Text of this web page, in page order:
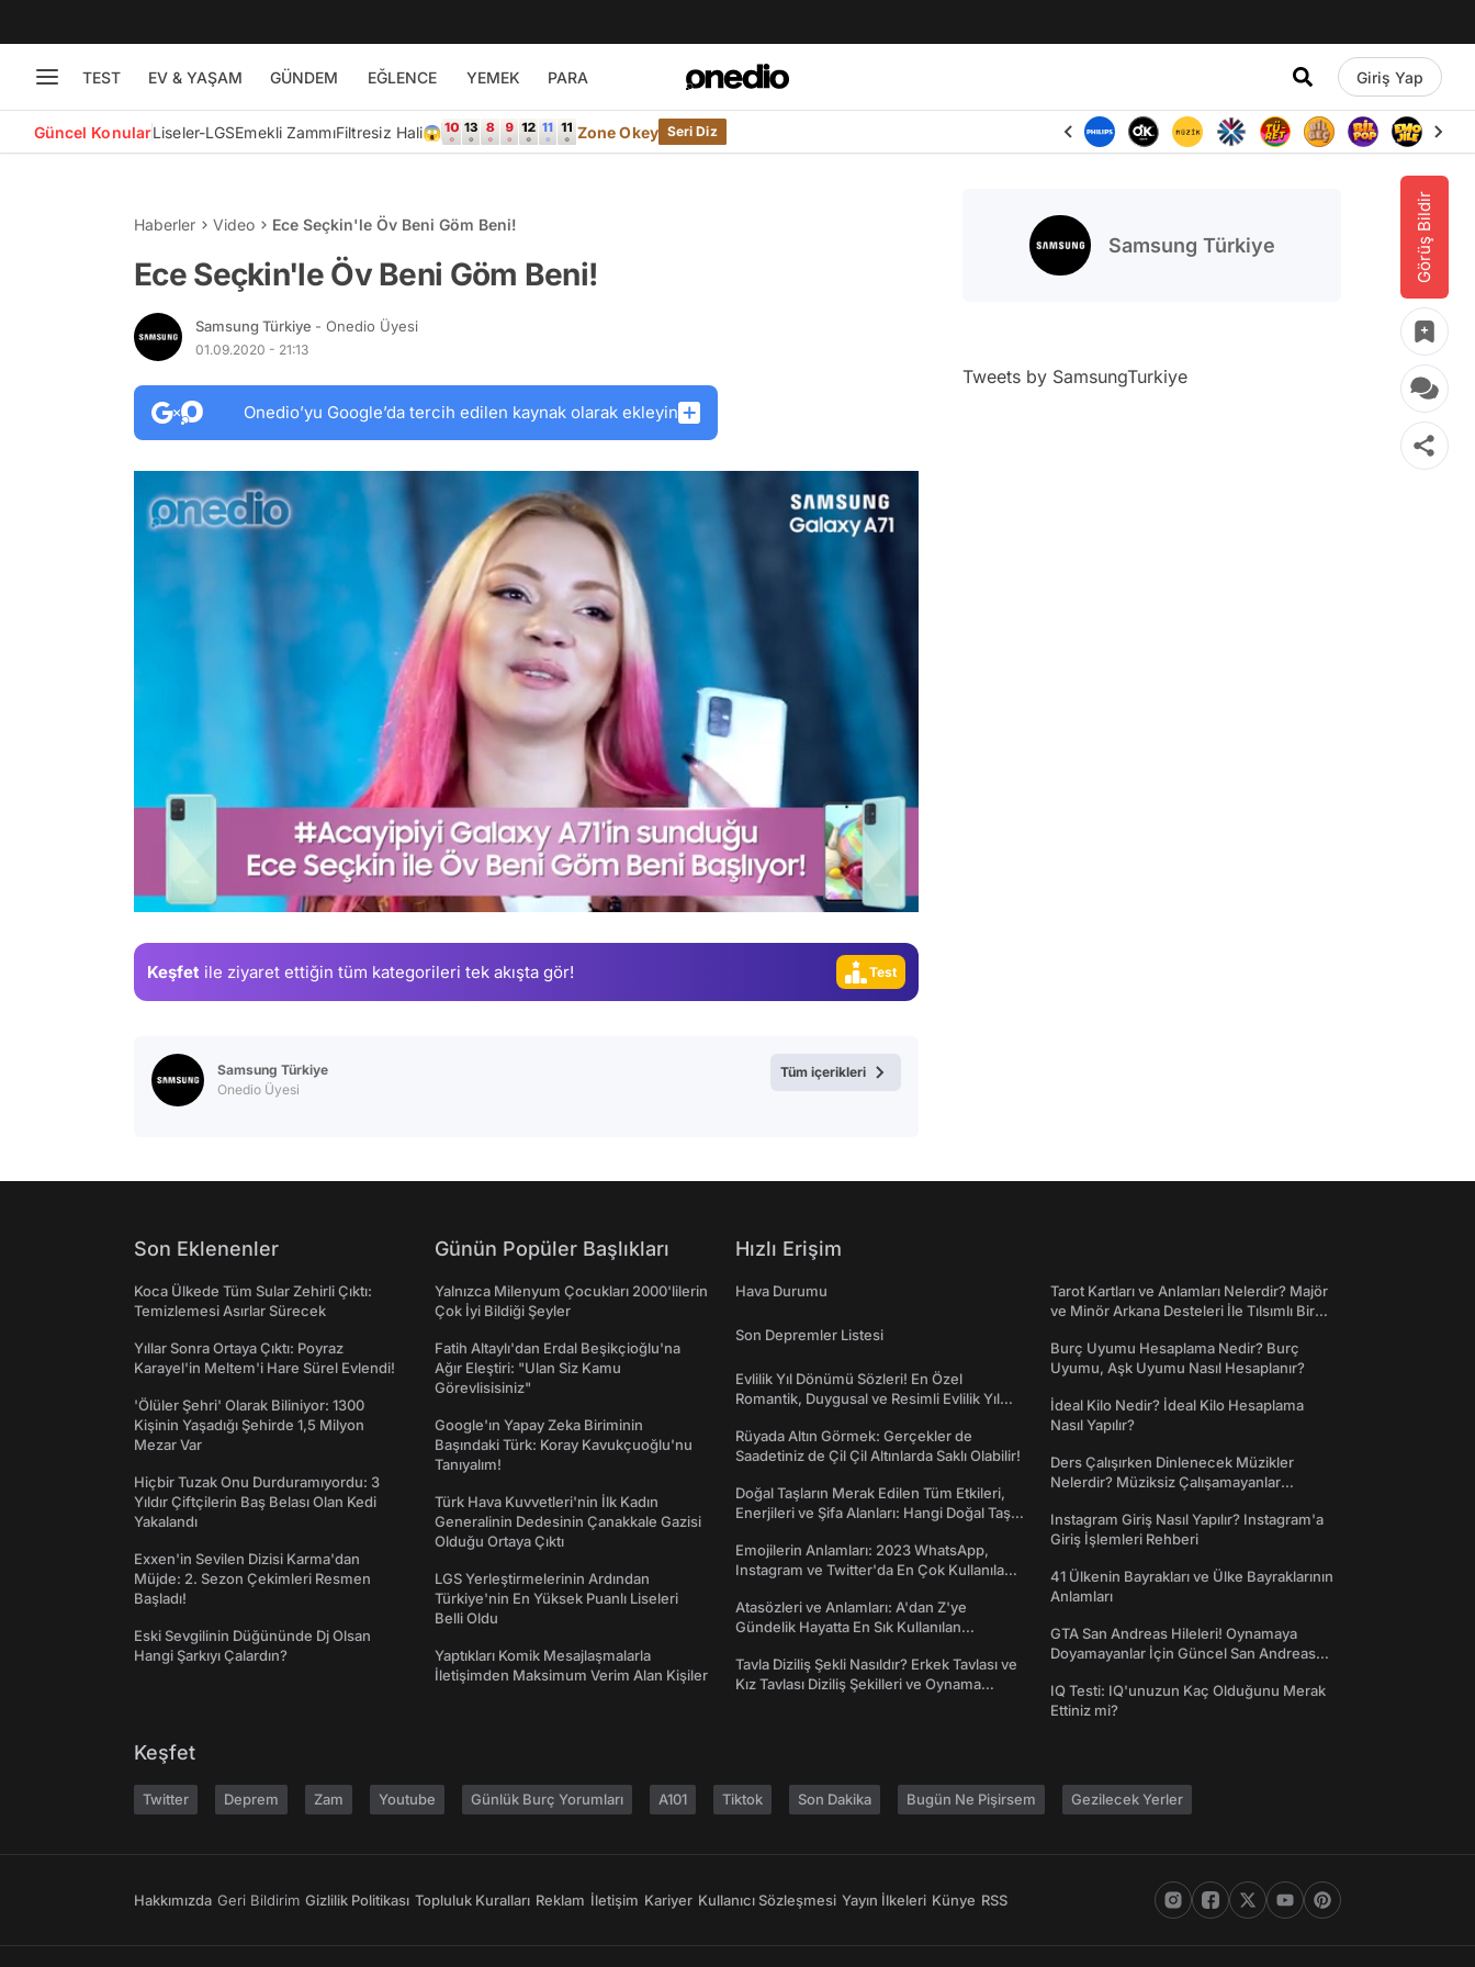
TEST EV & YAŞAM GÜNDEM EĞLENCE YEMEK PARA Giriş Yap
Güncel KonularLiseler-LGSEmekli ZammıFiltresiz Hali😱 Zone Okey Seri Diz
Görüş Bildir
Haberler Video Ece Seçkin'le Öv Beni Göm Beni!
Ece Seçkin'le Öv Beni Göm Beni!
Samsung Türkiye - Onedio Üyesi
01.09.2020 - 21:13
Onedio’yu Google’da tercih edilen kaynak olarak ekleyin
Keşfet ile ziyaret ettiğin tüm kategorileri tek akışta gör!
Test
Gündem
Magazin
Test
Samsung Türkiye
Onedio Üyesi
Tüm içerikleri
Samsung Türkiye
Tweets by SamsungTurkiye
Son Eklenenler
Koca Ülkede Tüm Sular Zehirli Çıktı:
Temizlemesi Asırlar Sürecek
Yıllar Sonra Ortaya Çıktı: Poyraz
Karayel'in Meltem'i Hare Sürel Evlendi!
'Ölüler Şehri' Olarak Biliniyor: 1300
Kişinin Yaşadığı Şehirde 1,5 Milyon
Mezar Var
Hiçbir Tuzak Onu Durduramıyordu: 3
Yıldır Çiftçilerin Baş Belası Olan Kedi
Yakalandı
Exxen'in Sevilen Dizisi Karma'dan
Müjde: 2. Sezon Çekimleri Resmen
Başladı!
Eski Sevgilinin Düğününde Dj Olsan
Hangi Şarkıyı Çalardın?
Günün Popüler Başlıkları
Yalnızca Milenyum Çocukları 2000'lilerin
Çok İyi Bildiği Şeyler
Fatih Altaylı'dan Erdal Beşikçioğlu'na
Ağır Eleştiri: "Ulan Siz Kamu
Görevlisisiniz"
Google'ın Yapay Zeka Biriminin
Başındaki Türk: Koray Kavukçuoğlu'nu
Tanıyalım!
Türk Hava Kuvvetleri'nin İlk Kadın
Generalinin Dedesinin Çanakkale Gazisi
Olduğu Ortaya Çıktı
LGS Yerleştirmelerinin Ardından
Türkiye'nin En Yüksek Puanlı Liseleri
Belli Oldu
Yaptıkları Komik Mesajlaşmalarla
İletişimden Maksimum Verim Alan Kişiler
Hızlı Erişim
Hava Durumu
Son Depremler Listesi
Evlilik Yıl Dönümü Sözleri! En Özel
Romantik, Duygusal ve Resimli Evlilik Yıl
Rüyada Altın Görmek: Gerçekler de
Saadetiniz de Çil Çil Altınlarda Saklı Olabilir!
Doğal Taşların Merak Edilen Tüm Etkileri,
Enerjileri ve Şifa Alanları: Hangi Doğal Taş
Emojilerin Anlamları: 2023 WhatsApp,
Instagram ve Twitter'da En Çok Kullanılan
Atasözleri ve Anlamları: A'dan Z'ye
Gündelik Hayatta En Sık Kullanılan
Tavla Diziliş Şekli Nasıldır? Erkek Tavlası ve
Kız Tavlası Diziliş Şekilleri ve Oynama
Tarot Kartları ve Anlamları Nelerdir? Majör
ve Minör Arkana Desteleri İle Tılsımlı Bir
Burç Uyumu Hesaplama Nedir? Burç
Uyumu, Aşk Uyumu Nasıl Hesaplanır?
İdeal Kilo Nedir? İdeal Kilo Hesaplama
Nasıl Yapılır?
Ders Çalışırken Dinlenecek Müzikler
Nelerdir? Müziksiz Çalışamayanlar
Instagram Giriş Nasıl Yapılır? Instagram'a
Giriş İşlemleri Rehberi
41 Ülkenin Bayrakları ve Ülke Bayraklarının
Anlamları
GTA San Andreas Hileleri! Oynamaya
Doyamayanlar İçin Güncel San Andreas
IQ Testi: IQ'unuzun Kaç Olduğunu Merak
Ettiniz mi?
Keşfet
Twitter Deprem Zam Youtube Günlük Burç Yorumları A101 Tiktok Son Dakika Bugün Ne Pişirsem Gezilecek Yerler
Hakkımızda Geri Bildirim Gizlilik Politikası Topluluk Kuralları Reklam İletişim Kariyer Kullanıcı Sözleşmesi Yayın İlkeleri Künye RSS